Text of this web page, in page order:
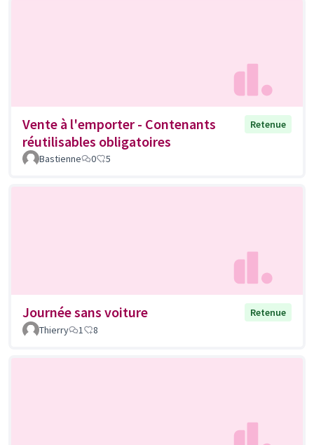
Vente à l'emporter - Contenants
réutilisables obligatoires
Retenue
Bastienne 0 5
Journée sans voiture
Retenue
Thierry
1 8